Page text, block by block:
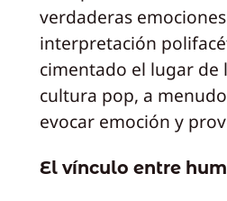
verdaderas
interpretación
cimentado el lugar de
cultura pop, a
evocar emoción y
El vínculo entre